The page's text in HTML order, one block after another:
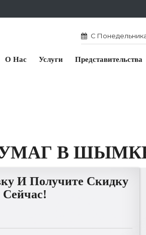
С
О Нас Услуги Представительства
В
И Получите Скидку
Сейчас!